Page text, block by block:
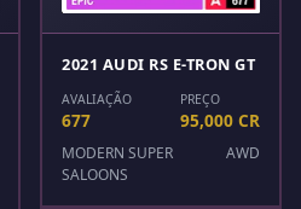
2021 AUDI RS E-TRON GT
AVALIAÇÃO
677
PREÇO
95,000 CR
MODERN SUPER
SALOONS
AWD